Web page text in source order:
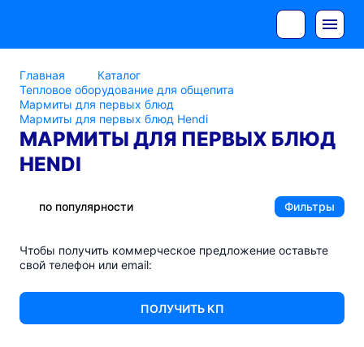
Главная
Каталог
Тепловое оборудование для общепита
Мармиты для первых блюд
Мармиты для первых блюд Hendi
МАРМИТЫ ДЛЯ ПЕРВЫХ БЛЮД
HENDI
по популярности Фильтры
Чтобы получить коммерческое предложение оставьте
свой телефон или email:
ПОЛУЧИТЬ КП